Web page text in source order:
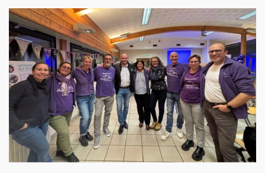
:
Anges
des
Eaux-
Vives